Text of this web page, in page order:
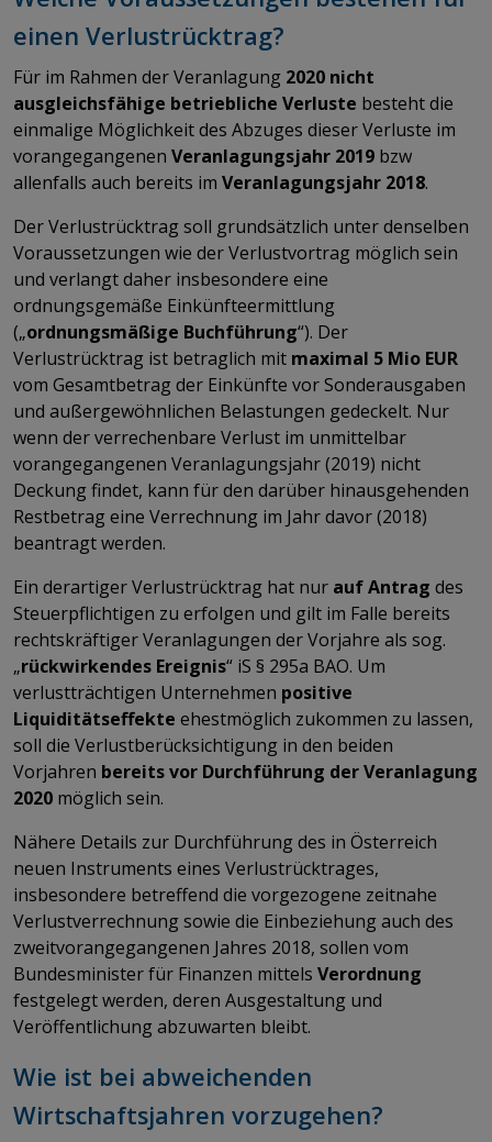
einen Verlustrücktrag?
Für im Rahmen der Veranlagung 2020 nicht
ausgleichsfähige betriebliche Verluste besteht die
einmalige Möglichkeit des Abzuges dieser Verluste im
vorangegangenen Veranlagungsjahr 2019 bzw
allenfalls auch bereits im Veranlagungsjahr 2018.
Der Verlustrücktrag soll grundsätzlich unter denselben
Voraussetzungen wie der Verlustvortrag möglich sein
und verlangt daher insbesondere eine
ordnungsgemäße Einkünfteermittlung
(„ordnungsmäßige Buchführung“). Der
Verlustrücktrag ist betraglich mit maximal 5 Mio EUR
vom Gesamtbetrag der Einkünfte vor Sonderausgaben
und außergewöhnlichen Belastungen gedeckelt. Nur
wenn der verrechenbare Verlust im unmittelbar
vorangegangenen Veranlagungsjahr (2019) nicht
Deckung findet, kann für den darüber hinausgehenden
Restbetrag eine Verrechnung im Jahr davor (2018)
beantragt werden.
Ein derartiger Verlustrücktrag hat nur auf Antrag des
Steuerpflichtigen zu erfolgen und gilt im Falle bereits
rechtskräftiger Veranlagungen der Vorjahre als sog.
„rückwirkendes Ereignis“ iS § 295a BAO. Um
verlustträchtigen Unternehmen positive
Liquiditätseffekte ehestmöglich zukommen zu lassen,
soll die Verlustberücksichtigung in den beiden
Vorjahren bereits vor Durchführung der Veranlagung
2020 möglich sein.
Nähere Details zur Durchführung des in Österreich
neuen Instruments eines Verlustrücktrages,
insbesondere betreffend die vorgezogene zeitnahe
Verlustverrechnung sowie die Einbeziehung auch des
zweitvorangegangenen Jahres 2018, sollen vom
Bundesminister für Finanzen mittels Verordnung
festgelegt werden, deren Ausgestaltung und
Veröffentlichung abzuwarten bleibt.
Wie ist bei abweichenden
Wirtschaftsjahren vorzugehen?